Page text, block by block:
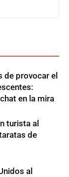
de provocar el
en la mira
turista al
de
al